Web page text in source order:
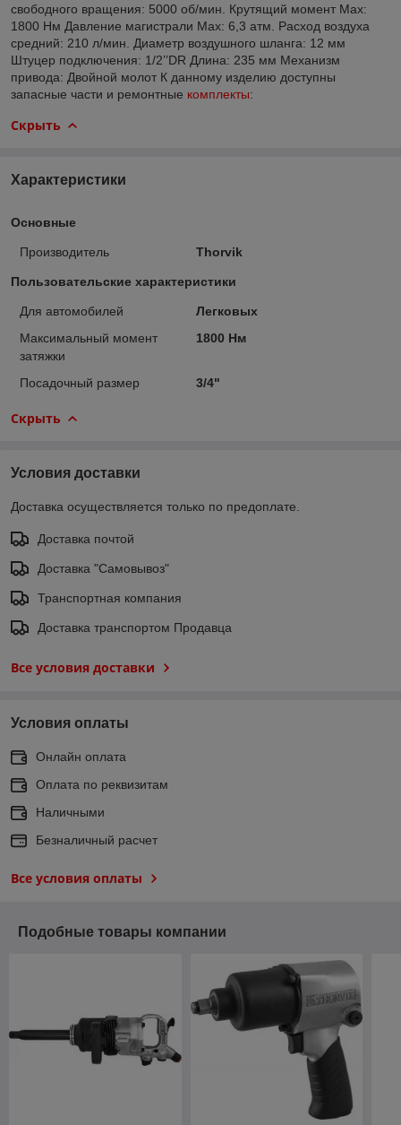
свободного вращения: 5000 об/мин. Крутящий момент Мax:
1800 Нм Давление магистрали Мax: 6,3 атм. Расход воздуха
средний: 210 л/мин. Диаметр воздушного шланга: 12 мм
Штуцер подключения: 1/2’’DR Длина: 235 мм Механизм
привода: Двойной молот К данному изделию доступны
запасные части и ремонтные комплекты:
Скрыть
Характеристики
Основные
Производитель Thorvik
Пользовательские характеристики
Для автомобилей
Легковых
Максимальный момент
затяжки
1800 Нм
Посадочный размер 3/4"
Скрыть
Условия доставки
Доставка осуществляется только по предоплате.
Доставка почтой
Доставка "Самовывоз"
Транспортная компания
Доставка транспортом Продавца
Все условия доставки
Условия оплаты
Онлайн оплата
Оплата по реквизитам
Наличными
Безналичный расчет
Все условия оплаты
Подобные товары компании